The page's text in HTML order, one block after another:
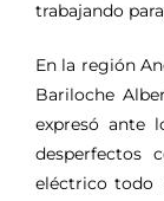
trabajando
En la región
Bariloche
expresó ante
desperfectos
eléctrico todo